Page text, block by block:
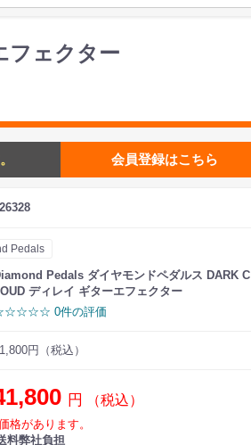
フェクター
会員登録はこちら
Pedals
Pedals ダイヤモンドペダルス DARK C
ディレイ ギターエフェクター
0件の評価
円（税込）
円 （税込）
格があります。
料弊社負担